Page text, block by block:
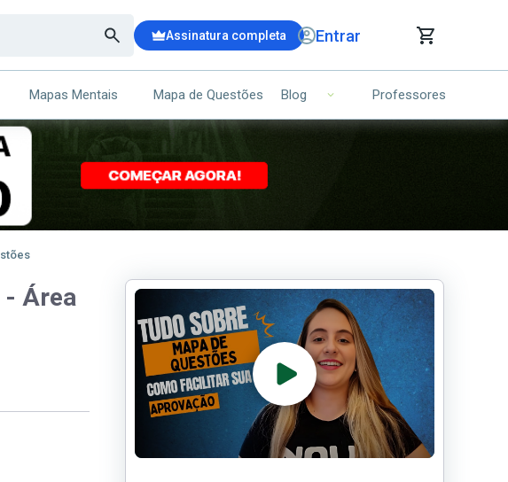
Assinatura completa Entrar
CARRINHO DE COMPRAS
ITENS (00)
Ops!
Seu carrinho ainda está vazio.
Mapas Mentais Mapa de Questões Blog Professores
- Área